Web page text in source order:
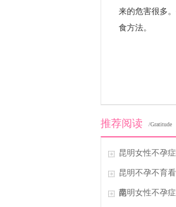
来的危害很多
食方法。
推荐阅读 /Gratitude
昆明女性不孕
昆明不孕不育
南
昆明女性不孕